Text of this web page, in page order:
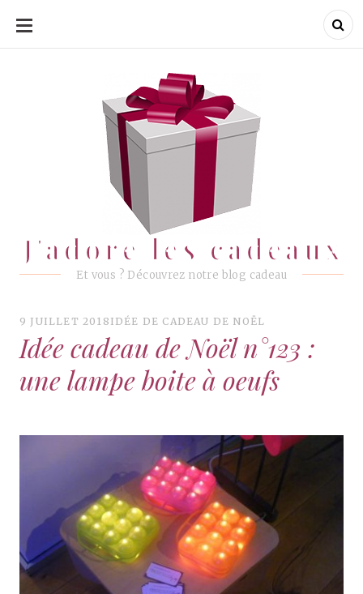
ALLER
CONTENU
J'adore les cadeaux
Et vous ? Découvrez notre blog cadeau
J'adore les cadeaux
9 JUILLET 2018 IDÉE DE CADEAU DE NOËL
Idée cadeau de Noël n°123 :
une lampe boite à oeufs